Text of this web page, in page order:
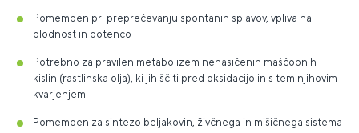
Pomemben pri preprečevanju spontanih splavov, vpliva na
plodnost in potenco
Potrebno za pravilen metabolizem nenasičenih maščobnih
kislin (rastlinska olja), ki jih ščiti pred oksidacijo in s tem njihovim
kvarjenjem
Pomemben za sintezo beljakovin, živčnega in mišičnega sistema